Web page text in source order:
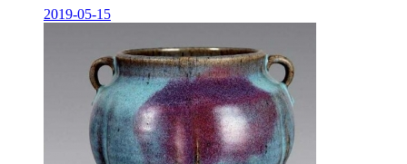
2019-05-15